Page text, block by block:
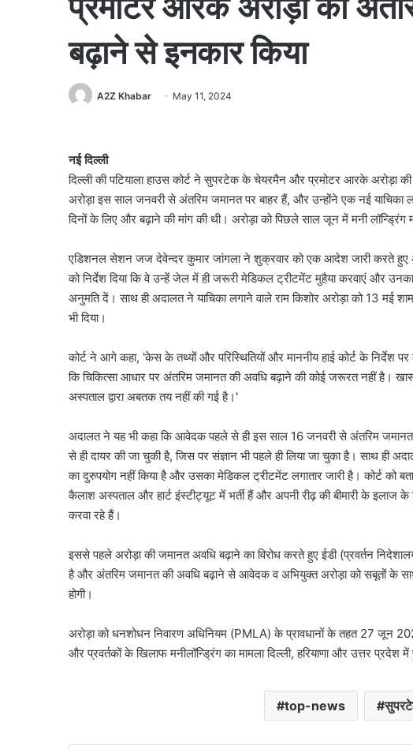
बढ़ाने से इनकार किया
A2Z Khabar May 11, 2024
नई दिल्ली
दिल्ली की पटियाला हाउस कोर्ट ने सुपरटेक के चेयरमैन और प्रमोटर आरके अरोड़ा
अरोड़ा इस साल जनवरी से अंतरिम जमानत पर बाहर हैं, और उन्होंने एक नई
दिनों के लिए और बढ़ाने की मांग की थी। अरोड़ा को पिछले साल जून में मनी लॉन्ड्रिंग
एडिशनल सेशन जज देवेन्दर कुमार जांगला ने शुक्रवार को एक आदेश जारी करते हुए
को निर्देश दिया कि वे उन्हें जेल में ही जरूरी मेडिकल ट्रीटमेंट मुहैया करवाएं और
अनुमति दें। साथ ही अदालत ने याचिका लगाने वाले राम किशोर अरोड़ा को 13 मई
भी दिया।
कोर्ट ने आगे कहा, 'केस के तथ्यों और परिस्थितियों और माननीय हाई कोर्ट के निर्देश पर
कि चिकित्सा आधार पर अंतरिम जमानत की अवधि बढ़ाने की कोई जरूरत नहीं है।
अस्पताल द्वारा अबतक तय नहीं की गई है।'
अदालत ने यह भी कहा कि आवेदक पहले से ही इस साल 16 जनवरी से अंतरिम जमानत
से ही दायर की जा चुकी है, जिस पर संज्ञान भी पहले ही लिया जा चुका है। साथ ही
का दुरुपयोग नहीं किया है और उसका मेडिकल ट्रीटमेंट लगातार जारी है। कोर्ट को
कैलाश अस्पताल और हार्ट इंस्टीट्यूट में भर्ती हैं और अपनी रीढ़ की बीमारी के इलाज
करवा रहे हैं।
इससे पहले अरोड़ा की जमानत अवधि बढ़ाने का विरोध करते हुए ईडी (प्रवर्तन
है और अंतरिम जमानत की अवधि बढ़ाने से आवेदक व अभियुक्त अरोड़ा को सबूतों के
होगी।
अरोड़ा को धनशोधन निवारण अधिनियम (PMLA) के प्रावधानों के तहत 27 जून
और प्रवर्तकों के खिलाफ मनीलॉन्ड्रिंग का मामला दिल्ली, हरियाणा और उत्तर प्रदेश में
top-news